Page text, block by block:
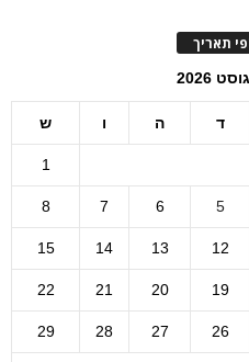
תאריך
2026
ד ה ו ש
1
5
6
7
8
12
13
14
15
19
20
21
22
26
27
28
29